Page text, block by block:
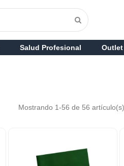
Salud Profesional Outlet
Mostrando 1-56 de 56 artículo(s)